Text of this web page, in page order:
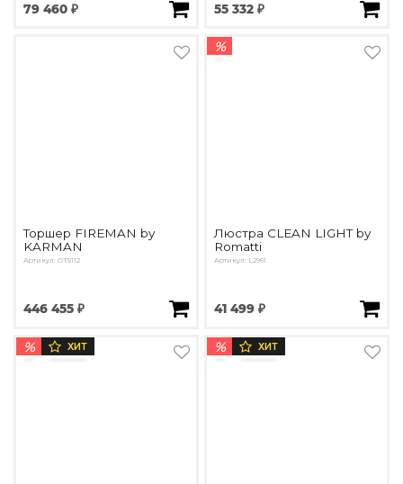
79 460 ₽ 55 332 ₽
Торшер FIREMAN by
KARMAN
Артикул: OT5112
446 455 ₽
%
Люстра CLEAN LIGHT by
Romatti
Артикул: L2961
41 499 ₽
% ХИТ % ХИТ